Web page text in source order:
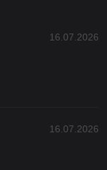
16.07.2026
16.07.2026